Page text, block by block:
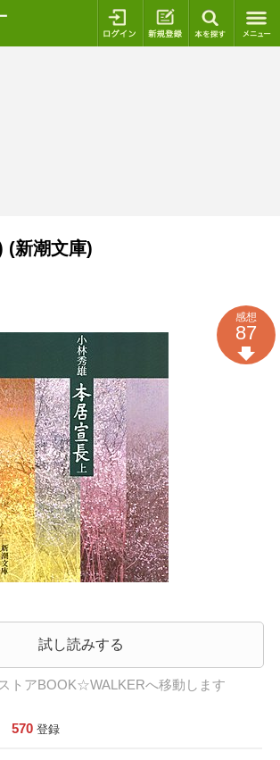
ログイン 新規登録
(新潮文庫)
試し読みする
トアBOOK☆WALKERへ移動します
570 登録
感想
87